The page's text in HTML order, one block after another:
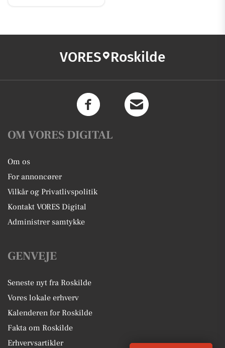
VORES Roskilde
OM VORES DIGITAL
Om os
For annoncører
Vilkår og Privatlivspolitik
Kontakt VORES Digital
Administrer samtykke
GENVEJE
Seneste nyt fra Roskilde
Vores lokale erhverv
Kalenderen for Roskilde
Fakta om Roskilde
Erhvervsartikler